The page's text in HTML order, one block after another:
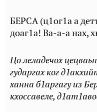
БЕРСА (ц1ог1а а
доаг1а! Ва-а-а нах,
Цо леладечох
гударгах ког
ханна б1аргагу из
кхоссавеле,